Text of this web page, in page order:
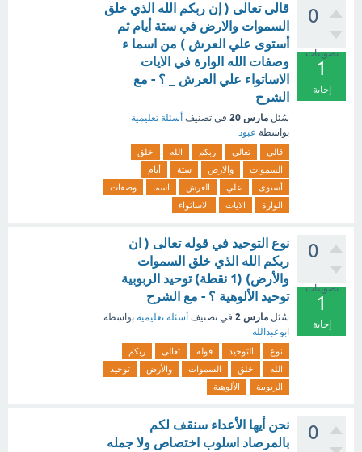
0
تصويتات
1
إجابة
قالى تعالى ( إن ربكم الله الذي خلق
السموات والارض في ستة أيام ثم
أستوى علي العرش ) من اسما ء
وصفات الله الوارة في الايات
الاساتواء علي العرش _ ؟ - مع
الشرح
سُئل مارس 20 في تصنيف أسئلة تعليمية
بواسطة عبود
قالى تعالى ربكم الله
خلق
السموات
والارض ستة
أيام
أستوى
علي العرش اسما
وصفات
الوارة
الايات الاساتواء
0
تصويتات
1
إجابة
نوع التوحيد في قوله تعالى ( ان
ربكم الله الذي خلق السموات
والأرض) (1 نقطة) توحيد الربوبية
توحيد الألوهية ؟ - مع الشرح
سُئل مارس 2 في تصنيف أسئلة تعليمية بواسطة
ابوعبدالله
نوع التوحيد قوله تعالى
ربكم
الله
خلق السموات والأرض
توحيد
الربوبية
الألوهية
0
نحن أيها الأعداء سنقف لكم
بالمرصاد اسلوب اختصاص ولا جمله